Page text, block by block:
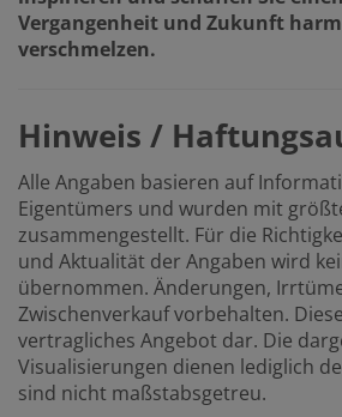
Vergangenheit und Zukunft
verschmelzen.
Hinweis /
Alle Angaben basieren auf
Eigentümers und wurden mit
zusammengestellt. Für die
und Aktualität der Angaben wird
übernommen. Änderungen,
Zwischenverkauf vorbehalten.
vertragliches Angebot dar. Die
Visualisierungen dienen lediglich
sind nicht maßstabsgetreu.